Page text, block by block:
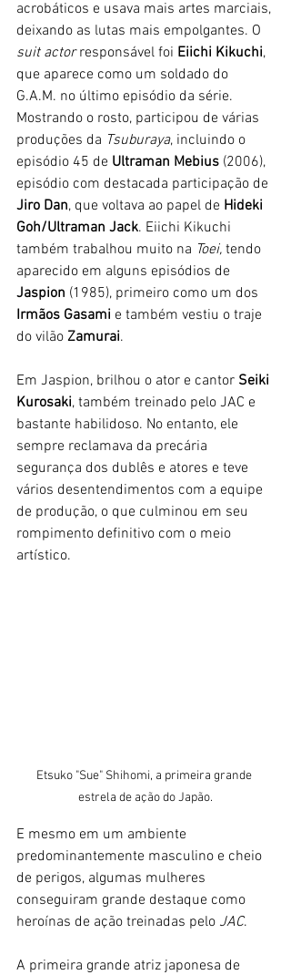
acrobáticos e usava mais artes marciais,
deixando as lutas mais empolgantes. O
suit actor responsável foi Eiichi Kikuchi,
que aparece como um soldado do
G.A.M. no último episódio da série.
Mostrando o rosto, participou de várias
produções da Tsuburaya, incluindo o
episódio 45 de Ultraman Mebius (2006),
episódio com destacada participação de
Jiro Dan, que voltava ao papel de Hideki
Goh/Ultraman Jack. Eiichi Kikuchi
também trabalhou muito na Toei, tendo
aparecido em alguns episódios de
Jaspion (1985), primeiro como um dos
Irmãos Gasami e também vestiu o traje
do vilão Zamurai.
Em Jaspion, brilhou o ator e cantor Seiki
Kurosaki, também treinado pelo JAC e
bastante habilidoso. No entanto, ele
sempre reclamava da precária
segurança dos dublês e atores e teve
vários desentendimentos com a equipe
de produção, o que culminou em seu
rompimento definitivo com o meio
artístico.
Etsuko "Sue" Shihomi, a primeira grande
estrela de ação do Japão.
E mesmo em um ambiente
predominantemente masculino e cheio
de perigos, algumas mulheres
conseguiram grande destaque como
heroínas de ação treinadas pelo JAC.
A primeira grande atriz japonesa de